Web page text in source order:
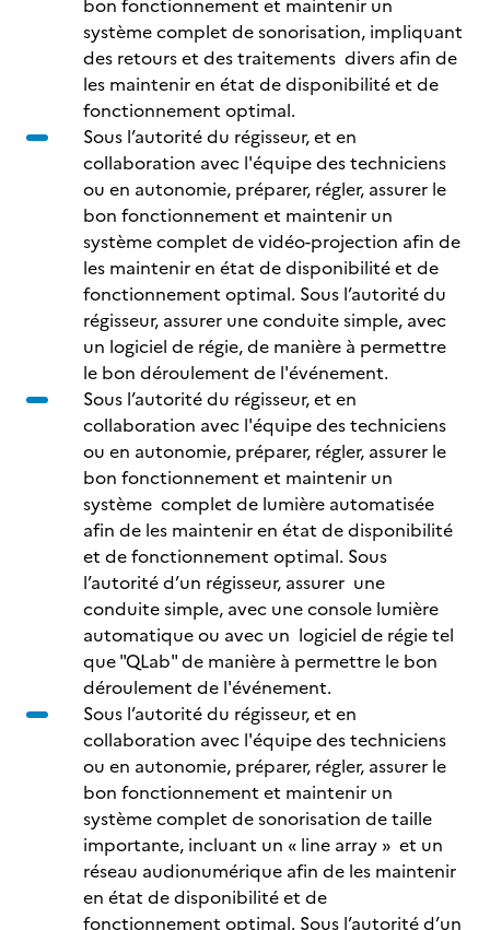
bon fonctionnement et maintenir un
système complet de sonorisation, impliquant
des retours et des traitements divers afin de
les maintenir en état de disponibilité et de
fonctionnement optimal.
Sous l’autorité du régisseur, et en
collaboration avec l'équipe des techniciens
ou en autonomie, préparer, régler, assurer le
bon fonctionnement et maintenir un
système complet de vidéo-projection afin de
les maintenir en état de disponibilité et de
fonctionnement optimal. Sous l’autorité du
régisseur, assurer une conduite simple, avec
un logiciel de régie, de manière à permettre
le bon déroulement de l'événement.
Sous l’autorité du régisseur, et en
collaboration avec l'équipe des techniciens
ou en autonomie, préparer, régler, assurer le
bon fonctionnement et maintenir un
système complet de lumière automatisée
afin de les maintenir en état de disponibilité
et de fonctionnement optimal. Sous
l’autorité d’un régisseur, assurer une
conduite simple, avec une console lumière
automatique ou avec un logiciel de régie tel
que "QLab" de manière à permettre le bon
déroulement de l'événement.
Sous l’autorité du régisseur, et en
collaboration avec l'équipe des techniciens
ou en autonomie, préparer, régler, assurer le
bon fonctionnement et maintenir un
système complet de sonorisation de taille
importante, incluant un « line array » et un
réseau audionumérique afin de les maintenir
en état de disponibilité et de
fonctionnement optimal. Sous l’autorité d’un